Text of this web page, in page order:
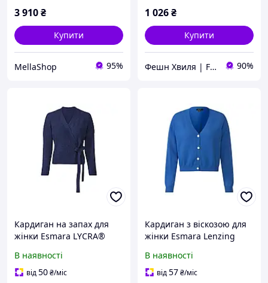
3 910₴
Купити
MellaShop 95%
1 026₴
Купити
Фешн Хвиля | Fashion Wave 90%
Кардиган на запах для
жінки Esmara LYCRA®
В наявності
від50₴/міс
Кардиган з віскозою для
жінки Esmara Lenzing
В наявності
від57₴/міс